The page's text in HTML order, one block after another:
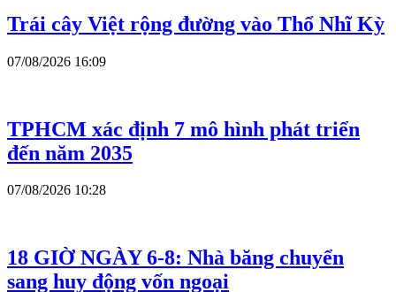
Trái cây Việt rộng đường vào Thổ Nhĩ Kỳ
07/08/2026 16:09
TPHCM xác định 7 mô hình phát triển
đến năm 2035
07/08/2026 10:28
18 GIỜ NGÀY 6-8: Nhà băng chuyển
sang huy động vốn ngoại